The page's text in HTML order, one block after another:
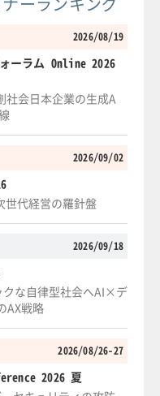
2026/08/19
ーラム Online 2026
社会日本企業の生成A
2026/09/02
世代経営の羅針盤
2026/09/18
クな自律型社会へAI×デ
AX戦略
2026/08/26-27
2026 夏